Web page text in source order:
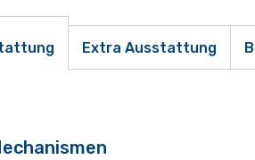
Extra Ausstattung